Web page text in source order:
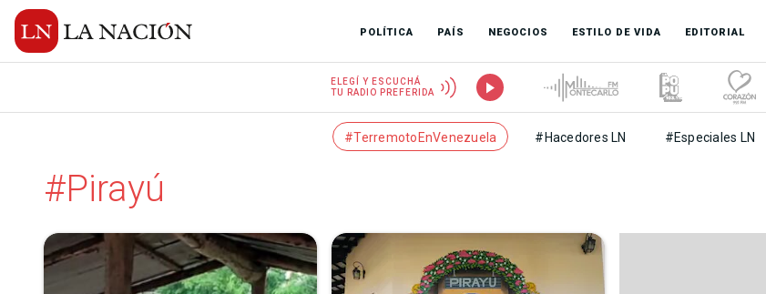
POLÍTICA PAÍS NEGOCIOS ESTILO DE VIDA EDITORIAL
ELEGÍ Y ESCUCHÁ
TU RADIO PREFERIDA
#TerremotoEnVenezuela #Hacedores LN #Especiales LN
#Pirayú